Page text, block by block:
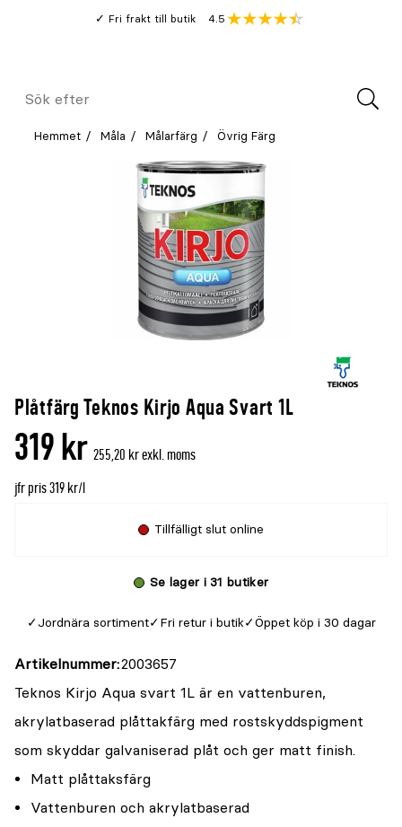
Fri frakt till butik
Genomsnitt
4.5
Meny
Sök
Hemmet Måla Målarfärg Övrig Färg
Plåtfärg Teknos Kirjo Aqua Svart 1L
319 kr 255,20 kr exkl. moms
jfr pris 319 kr/l
Tillfälligt slut online
Se lager i 31 butiker
Jordnära sortiment Fri retur i butik Öppet köp i 30 dagar
Artikelnummer 2003657
Teknos Kirjo Aqua svart 1L är en vattenburen,
akrylatbaserad plåttakfärg med rostskyddspigment
som skyddar galvaniserad plåt och ger matt finish.
Matt plåttaksfärg
Vattenburen och akrylatbaserad